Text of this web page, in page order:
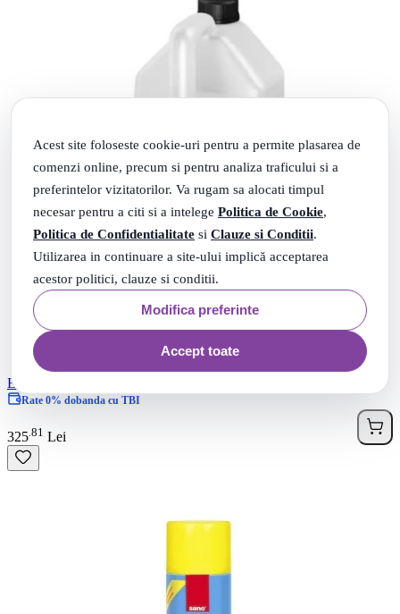
Acest site foloseste cookie-uri pentru a permite plasarea de
comenzi online, precum si pentru analiza traficului si a
preferintelor vizitatorilor. Va rugam sa alocati timpul
necesar pentru a citi si a intelege Politica de Cookie,
Politica de Confidentialitate si Clauze si Conditii.
Utilizarea in continuare a site-ului implică acceptarea
acestor politici, clauze si conditii.
Modifica preferinte
Accept toate
Ecolab Carpet Shampoo detergent pentru curatarea covoarelor, 5 L
Rate 0% dobanda cu TBI
325 81 Lei